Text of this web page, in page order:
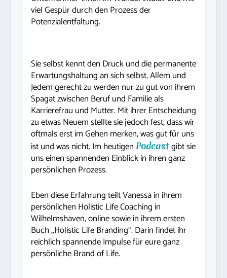
viel Gespür durch den Prozess der
Potenzialentfaltung.
Sie selbst kennt den Druck und die permanente
Erwartungshaltung an sich selbst, Allem und
Jedem gerecht zu werden nur zu gut von ihrem
Spagat zwischen Beruf und Familie als
Karrierefrau und Mutter. Mit ihrer Entscheidung
zu etwas Neuem stellte sie jedoch fest, dass wir
oftmals erst im Gehen merken, was gut für uns
ist und was nicht. Im heutigen Podcastgibt sie
uns einen spannenden Einblick in ihren ganz
persönlichen Prozess.
Eben diese Erfahrung teilt Vanessa in ihrem
persönlichen Holistic Life Coaching in
Wilhelmshaven, online sowie in ihrem ersten
Buch „Holistic Life Branding“. Darin findet ihr
reichlich spannende Impulse für eure ganz
persönliche Brand of Life.